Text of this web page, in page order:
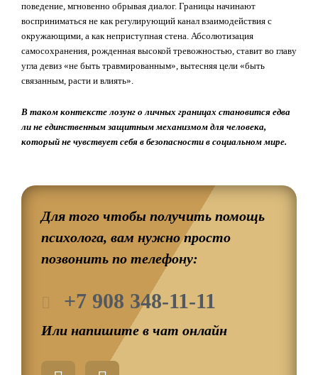
поведение, мгновенно обрывая диалог. Границы начинают
восприниматься не как регулирующий канал взаимодействия с
окружающими, а как неприступная стена. Абсолютизация
самосохранения, рожденная высокой тревожностью, ставит во главу
угла девиз «не быть травмированным», вытесняя цели «быть
связанным, расти и влиять».
В таком контексте лозунг о личных границах становится едва
ли не единственным защитным механизмом для человека,
который не чувствует себя в безопасности в социальном мире.
Для того чтобы получить помощь
психолога, вам нужно просто
позвонить по телефону:
+7 908 348-11-11
Или напишите в чат онлайн
W
T